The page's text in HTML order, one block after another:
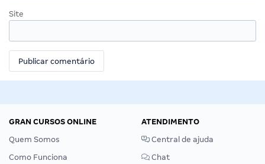
Site
GRAN CURSOS ONLINE
Quem Somos
Como Funciona
ATENDIMENTO
Central de ajuda
Chat